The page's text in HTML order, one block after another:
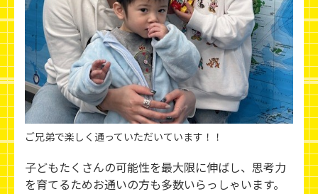
ご兄弟で楽しく通っていただいています！！
子どもたくさんの可能性を最大限に伸ばし、思考力
を育てるためお通いの方も多数いらっしゃいます。